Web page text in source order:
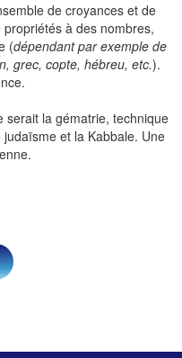
de croyances et de
à des nombres,
(dépendant par exemple de
grec, copte, hébreu, etc.).
serait la gématrie, technique
et la Kabbale. Une